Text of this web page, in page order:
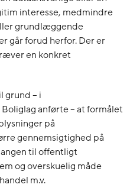
interesse, medmindre
grundlæggende
går forud herfor. Der er
en konkret
grund – i
anførte – at formålet
på
gennemsigtighed på
til offentligt
og overskuelig måde
m.v.